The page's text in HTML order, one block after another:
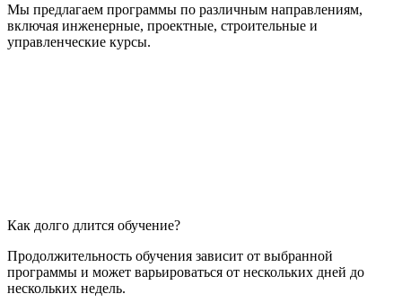
Мы предлагаем программы по различным направлениям,
включая инженерные, проектные, строительные и
управленческие курсы.
Как долго длится обучение?
Продолжительность обучения зависит от выбранной
программы и может варьироваться от нескольких дней до
нескольких недель.